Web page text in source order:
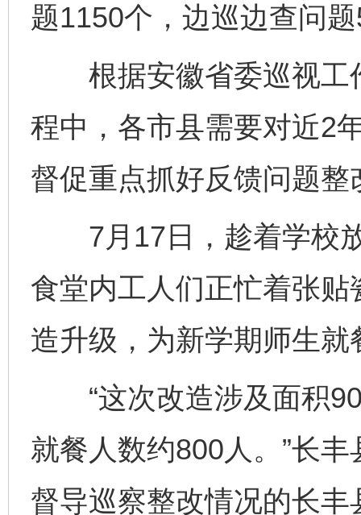
题1150个，边巡边查问
根据安徽省委巡视工
程中，各市县需要对近2
督促重点抓好反馈问题
7月17日，趁着学校放
食堂内工人们正忙着张
造升级，为新学期师生就
“这次改造涉及面积
就餐人数约800人。”长
督导巡察整改情况的长